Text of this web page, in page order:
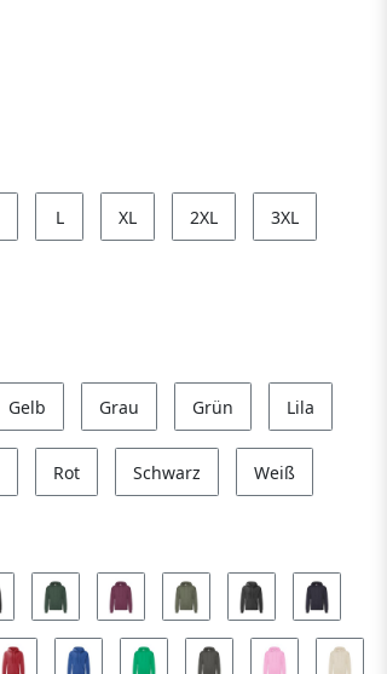
L XL 2XL 3XL
Gelb Grau Grün Lila
Rot Schwarz Weiß